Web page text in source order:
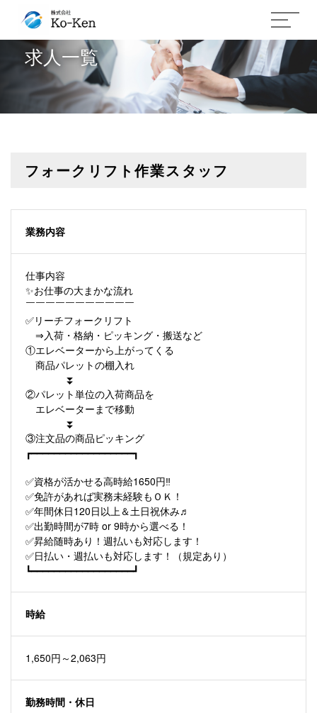
求人一覧
フォークリフト作業スタッフ
業務内容
仕事内容
✨お仕事の大まかな流れ
￣￣￣￣￣￣￣￣￣￣￣
✅リーチフォークリフト
⇒入荷・格納・ピッキング・搬送など
①エレベーターから上がってくる
商品パレットの棚入れ
⏬
②パレット単位の入荷商品を
エレベーターまで移動
⏬
③注文品の商品ピッキング
┏━━━━━━━━━━━━━━━━━━┓
✅資格が活かせる高時給1650円‼
✅免許があれば実務未経験もＯＫ！
✅年間休日120日以上＆土日祝休み♬
✅出勤時間が7時 or 9時から選べる！
✅昇給随時あり！週払いも対応します！
✅日払い・週払いも対応します！（規定あり）
┗━━━━━━━━━━━━━━━━━━┛
時給
1,650円～2,063円
勤務時間・休日